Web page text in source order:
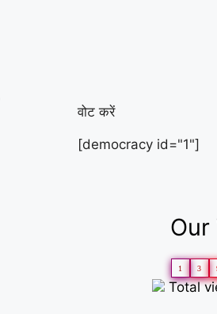
वोट करें
[democracy id="1"]
1 3
Total